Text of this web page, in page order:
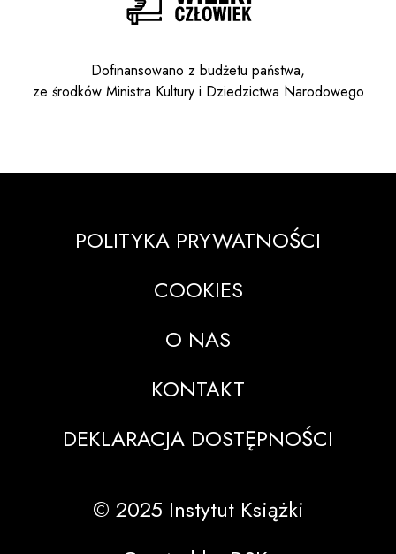
Dofinansowano z budżetu państwa,
ze środków Ministra Kultury i Dziedzictwa Narodowego
POLITYKA PRYWATNOŚCI
COOKIES
O NAS
KONTAKT
DEKLARACJA DOSTĘPNOŚCI
© 2025 Instytut Książki